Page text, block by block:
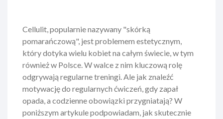
Cellulit, popularnie nazywany "skórką
pomarańczową", jest problemem estetycznym,
który dotyka wielu kobiet na całym świecie, w tym
również w Polsce. W walce z nim kluczową rolę
odgrywają regularne treningi. Ale jak znaleźć
motywację do regularnych ćwiczeń, gdy zapał
opada, a codzienne obowiązki przygniatają? W
poniższym artykule podpowiadam, jak skutecznie